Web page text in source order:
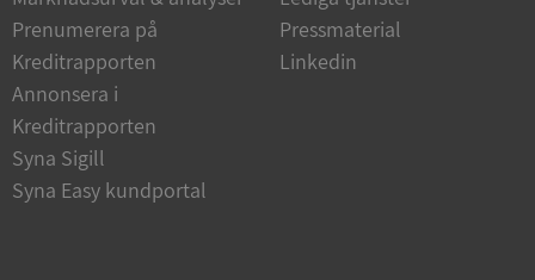
Prenumerera på
Kreditrapporten
Annonsera i
Kreditrapporten
Syna Sigill
Syna Easy kundportal
Pressmaterial
Linkedin
Strikt nödvändiga kakor tillåter
kärnwebbplatsfunktioner som användarinloggning
och kontohantering. Webbplatsen kan inte
användas ordentligt utan strikt nödvändiga cookies.
Namn
__RequestVerificationToken